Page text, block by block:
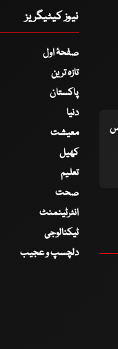
نیوز کیٹیگریز
صفحۂ اول
تازہ ترین
پاکستان
دنیا
معیشت
کھیل
تعلیم
صحت
انٹرٹینمنٹ
ٹیکنالوجی
دلچسپ و عجیب